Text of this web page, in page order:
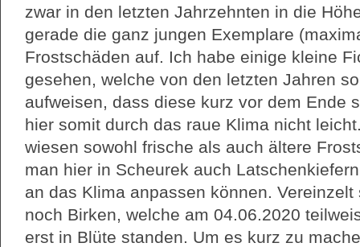
zwar in den letzten Jahrzehnten in die
gerade die ganz jungen Exemplare
Frostschäden auf. Ich habe einige kleine
gesehen, welche von den letzten Jahren
aufweisen, dass diese kurz vor dem Ende
hier somit durch das raue Klima nicht
wiesen sowohl frische als auch ältere
man hier in Scheurek auch
an das Klima anpassen können.
noch Birken, welche am 04.06.2020
erst in Blüte standen. Um es kurz zu